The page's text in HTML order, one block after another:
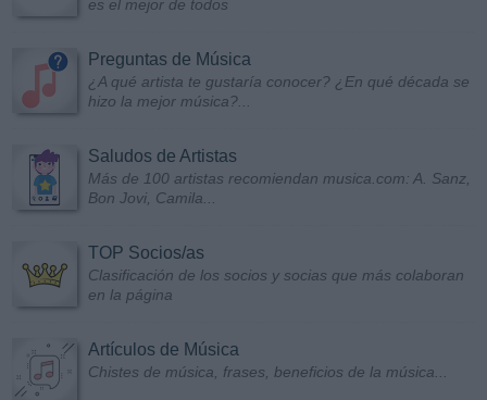
es el mejor de todos
Preguntas de Música
¿A qué artista te gustaría conocer? ¿En qué década se
hizo la mejor música?...
Saludos de Artistas
Más de 100 artistas recomiendan musica.com: A. Sanz,
Bon Jovi, Camila...
TOP Socios/as
Clasificación de los socios y socias que más colaboran
en la página
Artículos de Música
Chistes de música, frases, beneficios de la música...